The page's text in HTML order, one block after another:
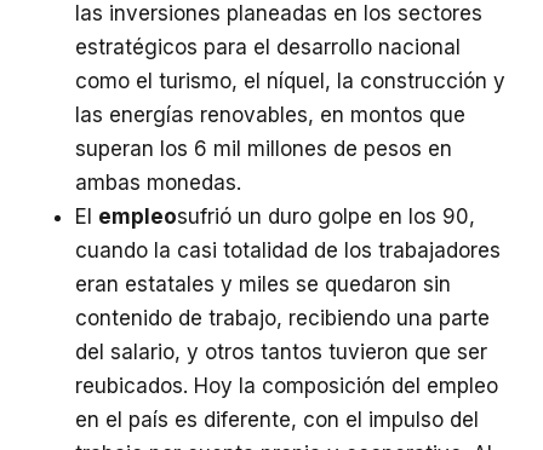
las inversiones planeadas en los sectores
estratégicos para el desarrollo nacional
como el turismo, el níquel, la construcción y
las energías renovables, en montos que
superan los 6 mil millones de pesos en
ambas monedas.
El empleosufrió un duro golpe en los 90,
cuando la casi totalidad de los trabajadores
eran estatales y miles se quedaron sin
contenido de trabajo, recibiendo una parte
del salario, y otros tantos tuvieron que ser
reubicados. Hoy la composición del empleo
en el país es diferente, con el impulso del